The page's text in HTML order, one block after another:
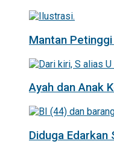
Mantan
Ayah dan Anak
Diduga Edarkan